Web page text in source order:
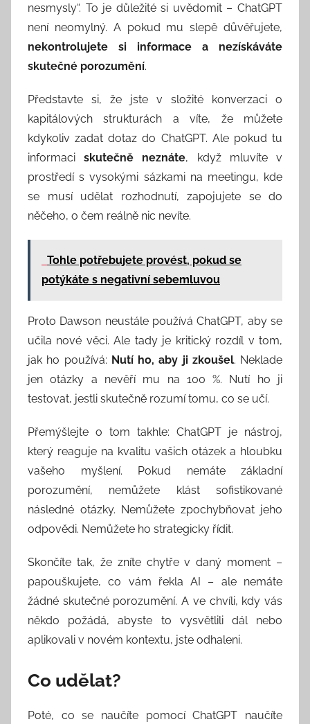
nesmysly“. To je důležité si uvědomit – ChatGPT
není neomylný. A pokud mu slepě důvěřujete,
nekontrolujete si informace a nezískáváte
skutečné porozumění.
Představte si, že jste v složité konverzaci o
kapitálových strukturách a víte, že můžete
kdykoliv zadat dotaz do ChatGPT. Ale pokud tu
informaciskutečně neznáte, když mluvíte v
prostředí s vysokými sázkami na meetingu, kde
se musí udělat rozhodnutí, zapojujete se do
něčeho, o čem reálně nic nevíte.
Tohle potřebujete provést, pokud se
potýkáte s negativní sebemluvou
Proto Dawson neustále používá ChatGPT, aby se
učila nové věci. Ale tady je kritický rozdíl v tom,
jak ho používá: Nutí ho, aby ji zkoušel. Neklade
jen otázky a nevěří mu na 100 %. Nutí ho ji
testovat, jestli skutečně rozumí tomu, co se učí.
Přemýšlejte o tom takhle: ChatGPT je nástroj,
který reaguje na kvalitu vašich otázek a hloubku
vašeho myšlení. Pokud nemáte základní
porozumění, nemůžete klást sofistikované
následné otázky. Nemůžete zpochybňovat jeho
odpovědi. Nemůžete ho strategicky řídit.
Skončíte tak, že zníte chytře v daný moment –
papouškujete, co vám řekla AI – ale nemáte
žádné skutečné porozumění. A ve chvíli, kdy vás
někdo požádá, abyste to vysvětlili dál nebo
aplikovali v novém kontextu, jste odhaleni.
Co udělat?
Poté, co se naučíte pomocí ChatGPT naučíte